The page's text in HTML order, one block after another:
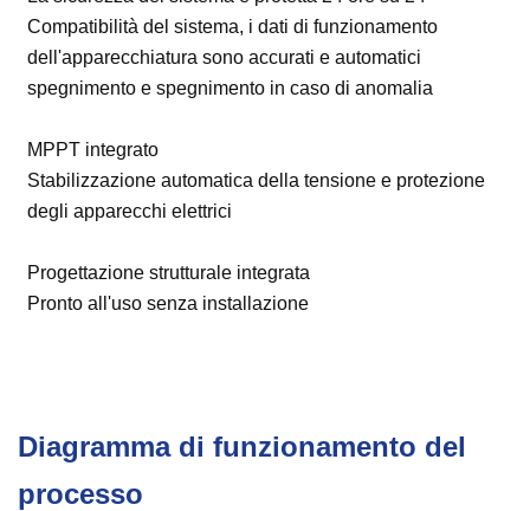
Compatibilità del sistema, i dati di funzionamento
dell'apparecchiatura sono accurati e automatici
spegnimento e spegnimento in caso di anomalia
MPPT integrato
Stabilizzazione automatica della tensione e protezione
degli apparecchi elettrici
Progettazione strutturale integrata
Pronto all'uso senza installazione
Diagramma di funzionamento del
processo